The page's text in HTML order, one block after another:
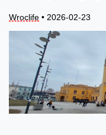
Wroclife • 2026-02-23